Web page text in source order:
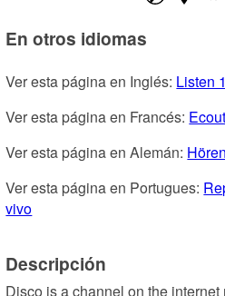
En otros idiomas
Ver esta página en Inglés: Listen
Ver esta página en Francés:
Ver esta página en Alemán:
Ver esta página en Portugues:
vivo
Descripción
Disco is a channel on the